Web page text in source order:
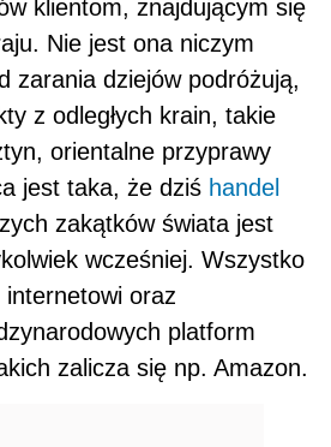
klientom, znajdującym się
Nie jest ona niczym
zarania dziejów podróżują,
z odległych krain, takie
orientalne przyprawy
jest taka, że dziś handel
zakątków świata jest
wcześniej. Wszystko
oraz
platform
zalicza się np. Amazon.